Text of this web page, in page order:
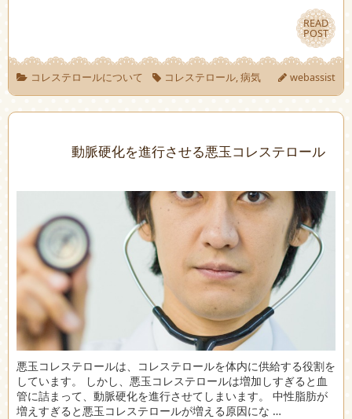
READ
POST
READ
POST
コレステロールについて コレステロール,病気 webassist
動脈硬化を進行させる悪玉コレステロール
悪玉コレステロールは、コレステロールを体内に供給する役割を
しています。 しかし、悪玉コレステロールは増加しすぎると血
管に詰まって、動脈硬化を進行させてしまいます。 中性脂肪が
増えすぎると悪玉コレステロールが増える原因にな …